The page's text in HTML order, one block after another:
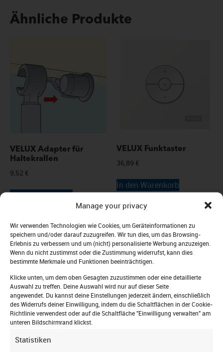
Manage your privacy
Wir verwenden Technologien wie Cookies, um Geräteinformationen zu
speichern und/oder darauf zuzugreifen. Wir tun dies, um das Browsing-
Erlebnis zu verbessern und um (nicht) personalisierte Werbung anzuzeigen.
Wenn du nicht zustimmst oder die Zustimmung widerrufst, kann dies
bestimmte Merkmale und Funktionen beeinträchtigen.
Klicke unten, um dem oben Gesagten zuzustimmen oder eine detaillierte
Auswahl zu treffen. Deine Auswahl wird nur auf dieser Seite
angewendet. Du kannst deine Einstellungen jederzeit ändern, einschließlich
des Widerrufs deiner Einwilligung, indem du die Schaltflächen in der Cookie-
Richtlinie verwendest oder auf die Schaltfläche "Einwilligung verwalten" am
unteren Bildschirmrand klickst.
Statistiken
Ähnliche Produkte
VELUX Adapter für
Haltekrallen
9,52 €
In den Warenkorb
VELUX Funktaster
36,89 €
In den Warenkorb
Bedienstange 108 – 188